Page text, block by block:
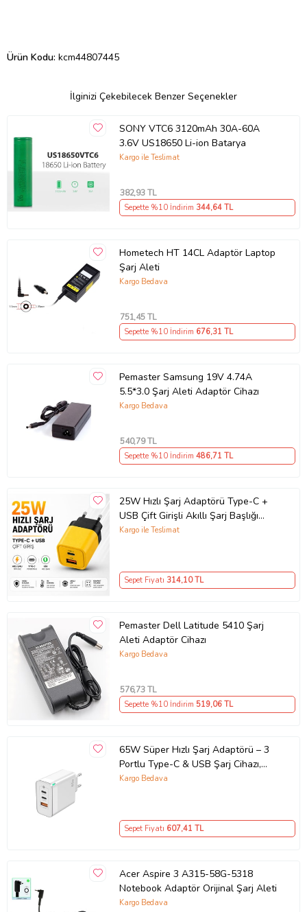
Ürün Kodu: kcm44807445
İlginizi Çekebilecek Benzer Seçenekler
SONY VTC6 3120mAh 30A-60A
3.6V US18650 Li-ion Batarya
Kargo ile Teslimat
382,93 TL
Sepette %10 İndirim 344,64 TL
Hometech HT 14CL Adaptör Laptop
Şarj Aleti
Kargo Bedava
751,45 TL
Sepette %10 İndirim 676,31 TL
Pemaster Samsung 19V 4.74A
5.5*3.0 Şarj Aleti Adaptör Cihazı
Kargo Bedava
540,79 TL
Sepette %10 İndirim 486,71 TL
25W Hızlı Şarj Adaptörü Type-C +
USB Çift Girişli Akıllı Şarj Başlığı
Kompakt Tasarım
Kargo ile Teslimat
Sepet Fiyatı 314,10 TL
Pemaster Dell Latitude 5410 Şarj
Aleti Adaptör Cihazı
Kargo Bedava
576,73 TL
Sepette %10 İndirim 519,06 TL
65W Süper Hızlı Şarj Adaptörü – 3
Portlu Type-C & USB Şarj Cihazı,
GaN Teknolojili 65W Hızlı Şarj Cihazı
Adaptörü – Type-C ve USB Çıkışlı,
Evrensel 65W Duvar Tipi Şarj
Kargo Bedava
Sepet Fiyatı 607,41 TL
Acer Aspire 3 A315-58G-5318
Notebook Adaptör Orijinal Şarj Aleti
Kargo Bedava